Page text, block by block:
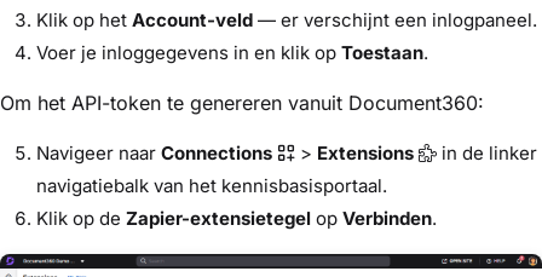
Klik op het Account-veld — er verschijnt een inlogpaneel.
Voer je inloggegevens in en klik op Toestaan.
Om het API-token te genereren vanuit Document360:
Navigeer naar Connections > Extensions
in de linker
navigatiebalk van het kennisbasisportaal.
Klik op de Zapier-extensietegel op Verbinden.